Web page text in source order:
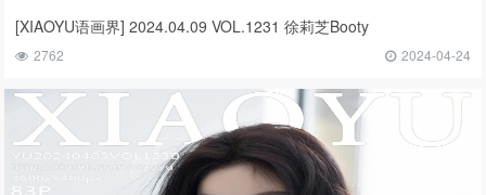
[XIAOYU语画界] 2024.04.09 VOL.1231 徐莉芝Booty
2762 2024-04-24